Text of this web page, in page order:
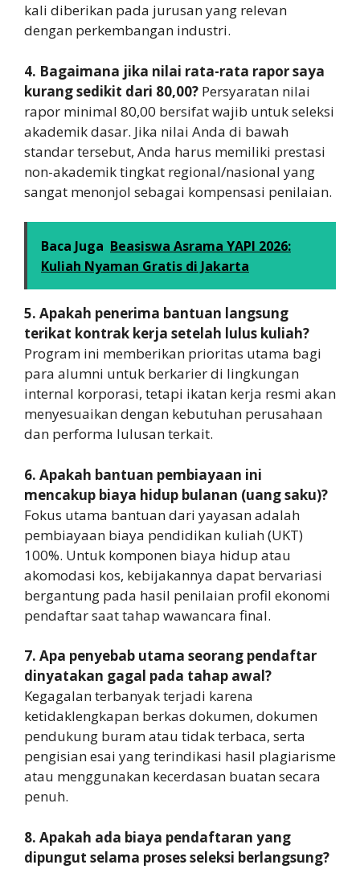
kali diberikan pada jurusan yang relevan
dengan perkembangan industri.
4. Bagaimana jika nilai rata-rata rapor saya
kurang sedikit dari 80,00? Persyaratan nilai
rapor minimal 80,00 bersifat wajib untuk seleksi
akademik dasar. Jika nilai Anda di bawah
standar tersebut, Anda harus memiliki prestasi
non-akademik tingkat regional/nasional yang
sangat menonjol sebagai kompensasi penilaian.
Baca Juga Beasiswa Asrama YAPI 2026:
Kuliah Nyaman Gratis di Jakarta
5. Apakah penerima bantuan langsung
terikat kontrak kerja setelah lulus kuliah?
Program ini memberikan prioritas utama bagi
para alumni untuk berkarier di lingkungan
internal korporasi, tetapi ikatan kerja resmi akan
menyesuaikan dengan kebutuhan perusahaan
dan performa lulusan terkait.
6. Apakah bantuan pembiayaan ini
mencakup biaya hidup bulanan (uang saku)?
Fokus utama bantuan dari yayasan adalah
pembiayaan biaya pendidikan kuliah (UKT)
100%. Untuk komponen biaya hidup atau
akomodasi kos, kebijakannya dapat bervariasi
bergantung pada hasil penilaian profil ekonomi
pendaftar saat tahap wawancara final.
7. Apa penyebab utama seorang pendaftar
dinyatakan gagal pada tahap awal?
Kegagalan terbanyak terjadi karena
ketidaklengkapan berkas dokumen, dokumen
pendukung buram atau tidak terbaca, serta
pengisian esai yang terindikasi hasil plagiarisme
atau menggunakan kecerdasan buatan secara
penuh.
8. Apakah ada biaya pendaftaran yang
dipungut selama proses seleksi berlangsung?